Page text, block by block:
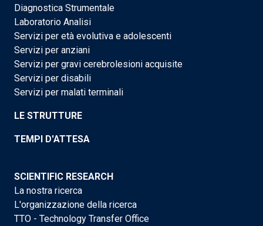
Diagnostica Strumentale
Laboratorio Analisi
Servizi per età evolutiva e adolescenti
Servizi per anziani
Servizi per gravi cerebrolesioni acquisite
Servizi per disabili
Servizi per malati terminali
LE STRUTTURE
TEMPI D'ATTESA
SCIENTIFIC RESEARCH
La nostra ricerca
L'organizzazione della ricerca
TTO - Technology Transfer Office